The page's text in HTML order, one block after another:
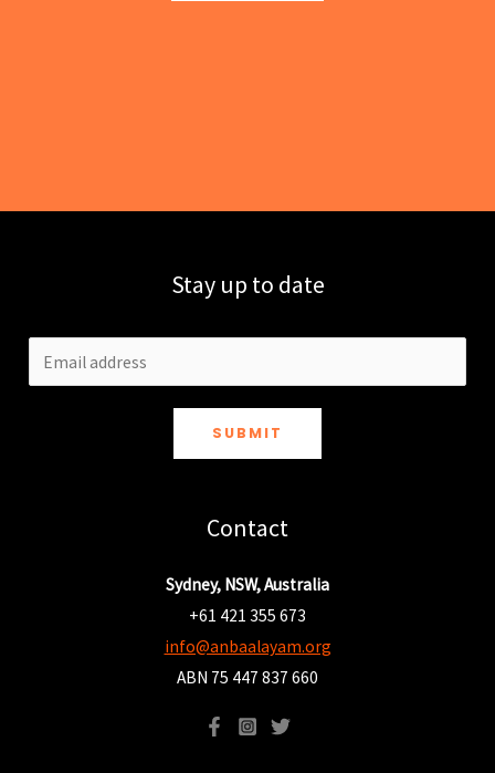
Stay up to date
SUBMIT
Contact
Sydney, NSW, Australia
+61 421 355 673
info@anbaalayam.org
ABN 75 447 837 660